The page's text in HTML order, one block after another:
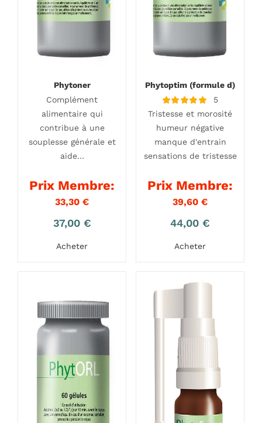
Phytoner
Complément
alimentaire qui
contribue à une
souplesse générale et
aide…
Prix Membre:
33,30 €
37,00 €
Acheter
Phytoptim (formule d)
5.00
sur 5
5
Tristesse et morosité
humeur négative
manque d'entrain
sensations de tristesse
Prix Membre:
39,60 €
44,00 €
Acheter